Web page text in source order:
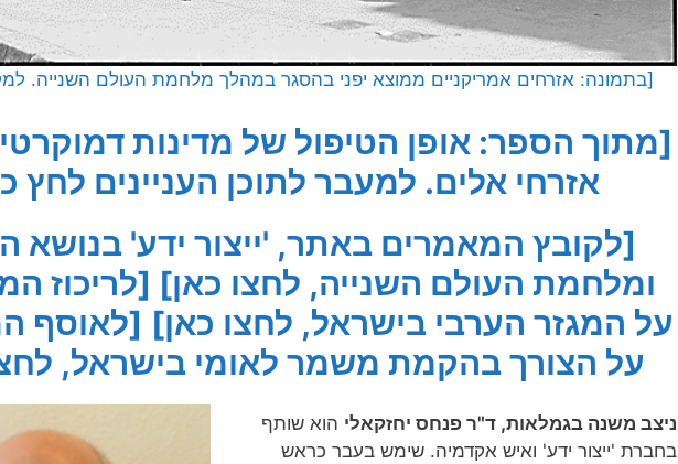
[בתמונה: אזרחים אמריקניים ממוצא יפני בהסגר במהלך מלחמת העולם השנייה.
[מתוך הספר: אופן הטיפול של מדינות
אזרחי אלים. למעבר לתוכן העניינים לחץ
[לקובץ המאמרים באתר, 'ייצור ידע' בנושא
ומלחמת העולם השנייה, לחצו כאן] [לריכוז
על המגזר הערבי בישראל, לחצו כאן] [לאוסף
על הצורך בהקמת משמר לאומי בישראל,
ניצב משנה בגמלאות, ד"ר פנחס יחזקאלי הוא שותף
בחברת 'ייצור ידע' ואיש אקדמיה. שימש בעבר כראש